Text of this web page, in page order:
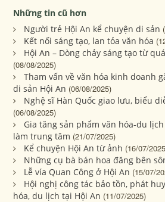
Những tin cũ hơn
Người trẻ Hội An kể chuyện di sản
Kết nối sáng tạo, lan tỏa văn hóa
Hội An – Dòng chảy sáng tạo từ
(08/08/2025)
Tham vấn về văn hóa kinh doanh
di sản Hội An (06/08/2025)
Nghệ sĩ Hàn Quốc giao lưu, biểu
(06/08/2025)
Gia tăng sản phẩm văn hóa-du
làm trung tâm (21/07/2025)
Kể chuyện Hội An từ ảnh (16/07/
Những cụ bà bán hoa đăng bên
Lễ vía Quan Công ở Hội An (15/07/
Hội nghị công tác bảo tồn, phát
hóa, du lịch tại Hội An (11/07/2025)